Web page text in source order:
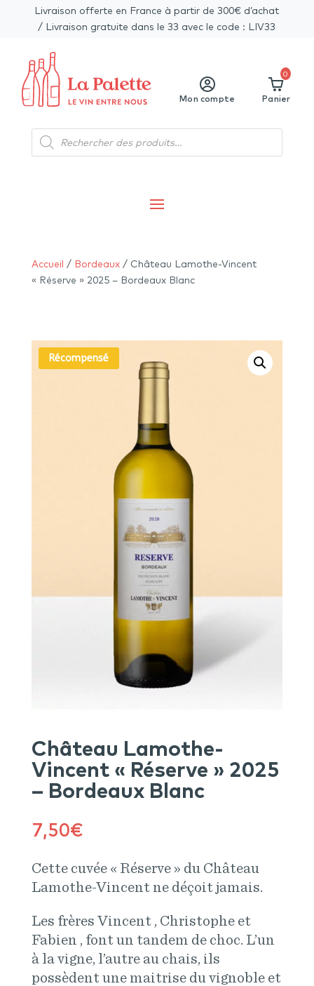
Livraison offerte en France à partir de 300€ d’achat
/ Livraison gratuite dans le 33 avec le code : LIV33
Mon compte Panier
0
Recherche
de
produits
Accueil / Bordeaux/ Château Lamothe-Vincent
« Réserve » 2025 – Bordeaux Blanc
Récompensé
Château Lamothe-
Vincent « Réserve » 2025
– Bordeaux Blanc
7,50€
Cette cuvée « Réserve » du Château
Lamothe-Vincent ne déçoit jamais.
Les frères Vincent , Christophe et
Fabien , font un tandem de choc. L’un
à la vigne, l’autre au chais, ils
possèdent une maitrise du vignoble et